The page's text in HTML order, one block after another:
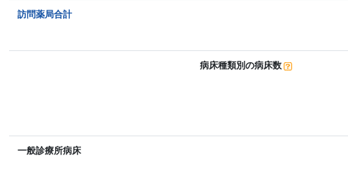
訪問薬局合計
病床種類別の病床数
一般診療所病床